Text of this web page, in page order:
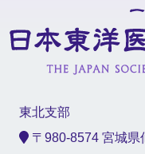
東北支部
〒980-8574 宮城